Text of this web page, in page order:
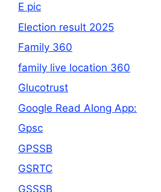
E pic
Election result 2025
Family 360
family live location 360
Glucotrust
Google Read Along App:
Gpsc
GPSSB
GSRTC
GSSSB